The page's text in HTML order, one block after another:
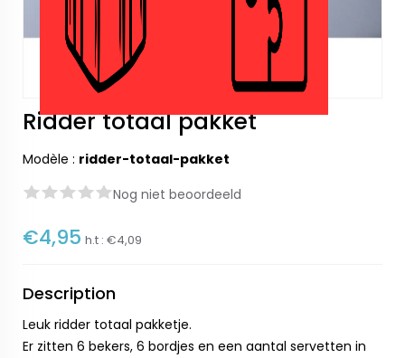
Ridder totaal pakket
Modèle : ridder-totaal-pakket
Nog niet beoordeeld
€4,95 h.t : €4,09
Description
Leuk ridder totaal pakketje.
Er zitten 6 bekers, 6 bordjes en een aantal servetten in